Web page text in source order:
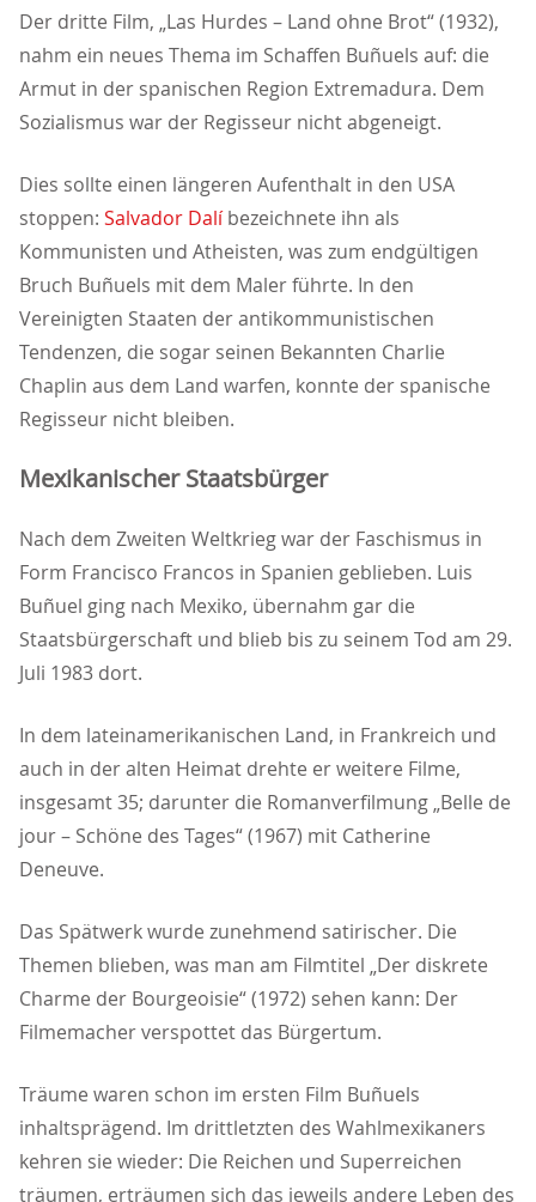
Der dritte Film, „Las Hurdes – Land ohne Brot“ (1932),
nahm ein neues Thema im Schaffen Buñuels auf: die
Armut in der spanischen Region Extremadura. Dem
Sozialismus war der Regisseur nicht abgeneigt.
Dies sollte einen längeren Aufenthalt in den USA
stoppen: Salvador Dalíbezeichnete ihn als
Kommunisten und Atheisten, was zum endgültigen
Bruch Buñuels mit dem Maler führte. In den
Vereinigten Staaten der antikommunistischen
Tendenzen, die sogar seinen Bekannten Charlie
Chaplin aus dem Land warfen, konnte der spanische
Regisseur nicht bleiben.
Mexikanischer Staatsbürger
Nach dem Zweiten Weltkrieg war der Faschismus in
Form Francisco Francos in Spanien geblieben. Luis
Buñuel ging nach Mexiko, übernahm gar die
Staatsbürgerschaft und blieb bis zu seinem Tod am 29.
Juli 1983 dort.
In dem lateinamerikanischen Land, in Frankreich und
auch in der alten Heimat drehte er weitere Filme,
insgesamt 35; darunter die Romanverfilmung „Belle de
jour – Schöne des Tages“ (1967) mit Catherine
Deneuve.
Das Spätwerk wurde zunehmend satirischer. Die
Themen blieben, was man am Filmtitel „Der diskrete
Charme der Bourgeoisie“ (1972) sehen kann: Der
Filmemacher verspottet das Bürgertum.
Träume waren schon im ersten Film Buñuels
inhaltsprägend. Im drittletzten des Wahlmexikaners
kehren sie wieder: Die Reichen und Superreichen
träumen, erträumen sich das jeweils andere Leben des